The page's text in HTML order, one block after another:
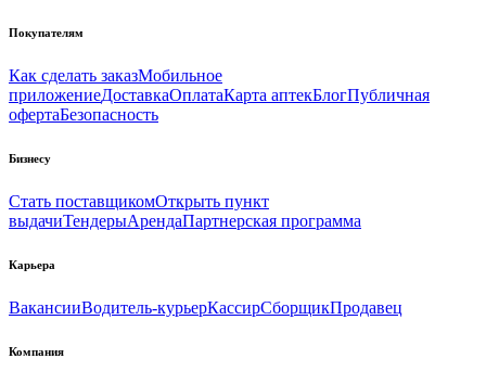
Покупателям
Как сделать заказМобильное
приложениеДоставкаОплатаКарта аптекБлогПубличная
офертаБезопасность
Бизнесу
Стать поставщикомОткрыть пункт
выдачиТендерыАрендаПартнерская программа
Карьера
ВакансииВодитель-курьерКассирСборщикПродавец
Компания